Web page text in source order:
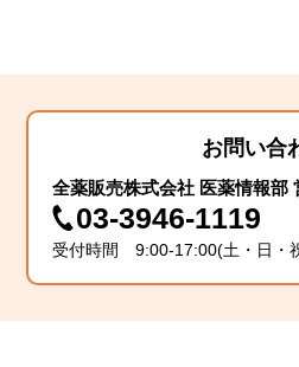
お問い合
全薬販売株式会社 医薬情報部
03-3946-1119
受付時間 9:00-17:00(土・日・